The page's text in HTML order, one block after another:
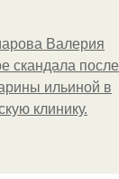
Валерия
скандала после
ильиной в
клинику.